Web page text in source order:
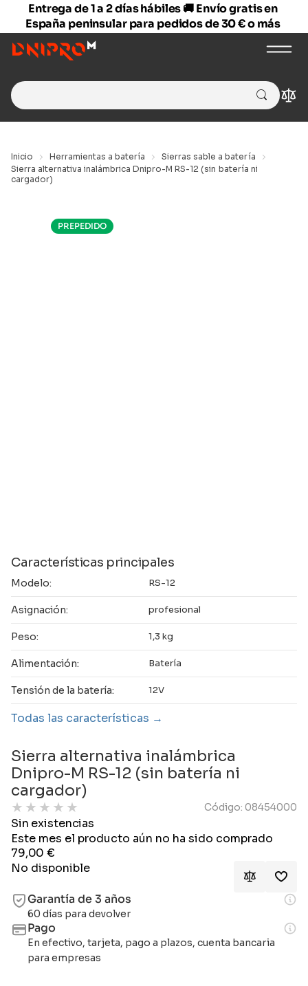
Entrega de 1 a 2 días hábiles 🚚 Envío gratis en
España peninsular para pedidos de 30 € o más
Search
for:
Inicio Herramientas a batería
Sierras sable a batería
Sierra alternativa inalámbrica Dnipro-M RS-12 (sin batería ni
cargador)
PREPEDIDO
Características principales
Modelo: RS-12
Asignación: profesional
Peso: 1,3 kg
Alimentación: Batería
Tensión de la batería: 12V
Todas las características
Sierra alternativa inalámbrica
Dnipro-M RS-12 (sin batería ni
cargador)
★ ★ ★ ★ ★ Código: 08454000
Sin existencias
Este mes el producto aún no ha sido comprado
79,00€
No disponible
Garantía de 3 años
60 días para devolver
Pago
En efectivo, tarjeta, pago a plazos, cuenta bancaria
para empresas